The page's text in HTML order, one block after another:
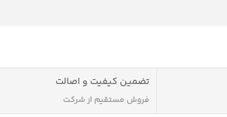
تضمین کیفیت و اصالت
فروش مستقیم از شرکت